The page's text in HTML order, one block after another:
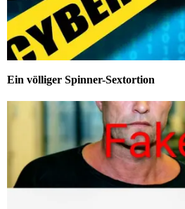
Ein völliger Spinner-Sextortion